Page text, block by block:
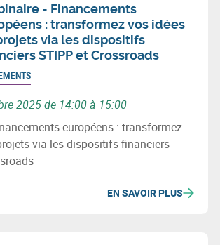
- Financements
: transformez vos idées
via les dispositifs
STIPP et Crossroads
2025 de 14:00 à 15:00
européens : transformez
via les dispositifs financiers
EN SAVOIR PLUS